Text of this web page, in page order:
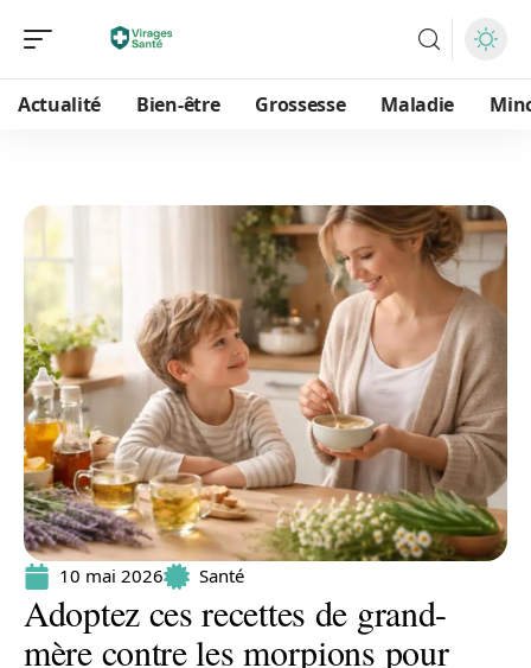
Actualité Bien-être Grossesse Maladie
10 mai 2026 Santé
Adoptez ces recettes de grand-
mère contre les morpions pour